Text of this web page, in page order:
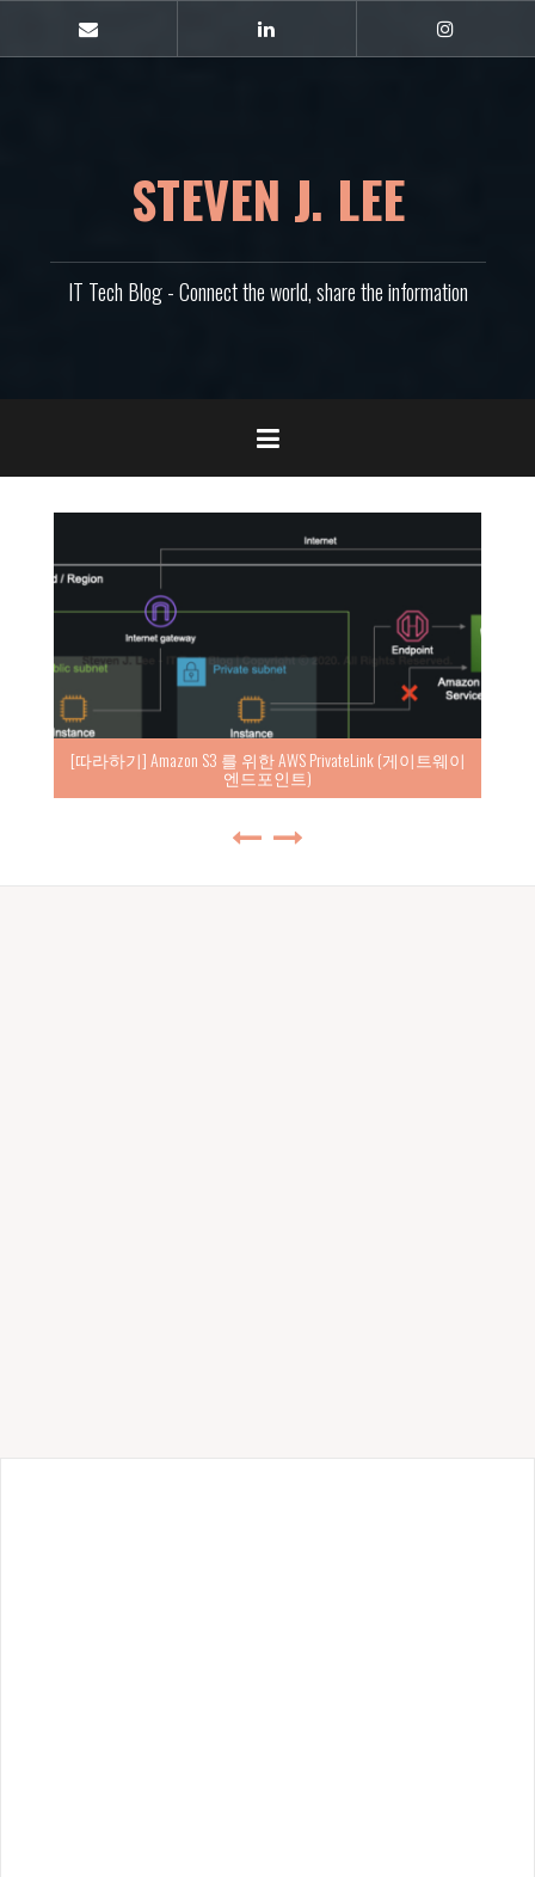
츠
E-
mail
Instagram
STEVEN J. LEE
IT Tech Blog - Connect the world, share the information
[따라하기] Amazon S3 를 위한 AWS PrivateLink (게이트웨이
엔드포인트)